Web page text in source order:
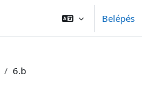
Belépés
6.b